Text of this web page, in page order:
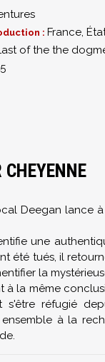
: France,
of the the
Deegan lance
une
été tués, il
la
à la même
réfugié
à la